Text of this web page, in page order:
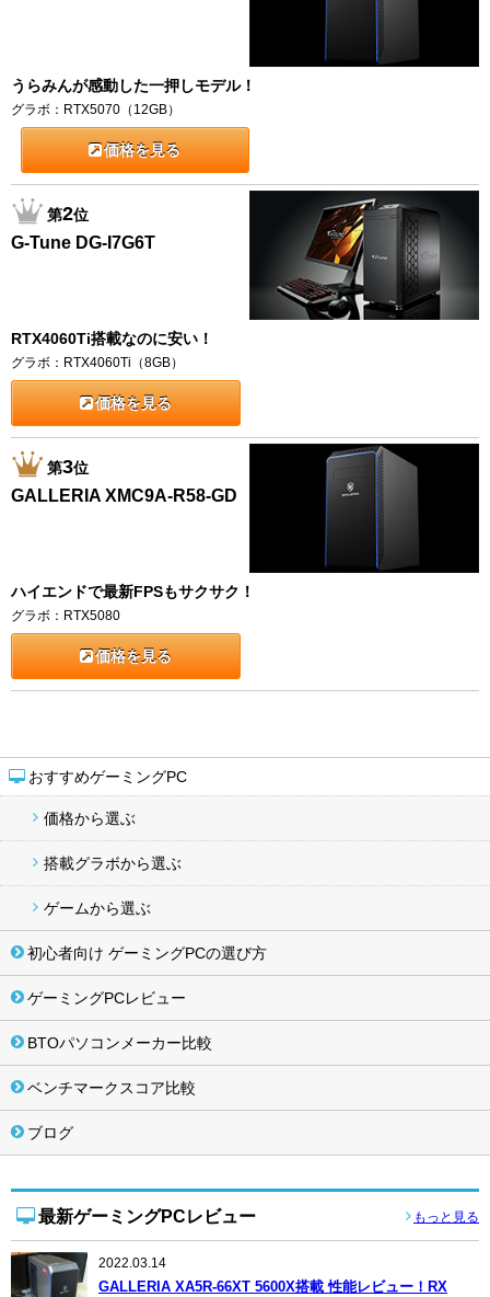
おすすめゲーミングPC
価格から選ぶ
搭載グラボから選ぶ
ゲームから選ぶ
初心者向け ゲーミングPCの選び方
ゲーミングPCレビュー
BTOパソコンメーカー比較
ベンチマークスコア比較
ブログ
最新ゲーミングPCレビュー もっと見る
2022.03.14
GALLERIA XA5R-66XT 5600X搭載 性能レビュー！RX
うらみんが感動した一押しモデル！
グラボ：RTX5070（12GB）
価格を見る
第2位
G-Tune DG-I7G6T
RTX4060Ti搭載なのに安い！
グラボ：RTX4060Ti（8GB）
価格を見る
第3位
GALLERIA XMC9A-R58-GD
ハイエンドで最新FPSもサクサク！
グラボ：RTX5080
価格を見る